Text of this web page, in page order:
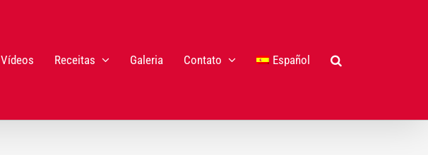
Vídeos Receitas Galeria Contato Español